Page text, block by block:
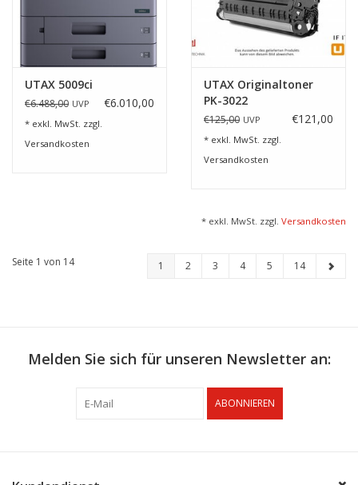
UTAX 5009ci
€6.488,00 UVP €6.010,00
* exkl. MwSt. zzgl.
Versandkosten
UTAX Originaltoner
PK-3022
€125,00 UVP €121,00
* exkl. MwSt. zzgl.
Versandkosten
* exkl. MwSt. zzgl. Versandkosten
Seite 1 von 14 1 2 3 4 5 14
Melden Sie sich für unseren Newsletter an:
ABONNIEREN